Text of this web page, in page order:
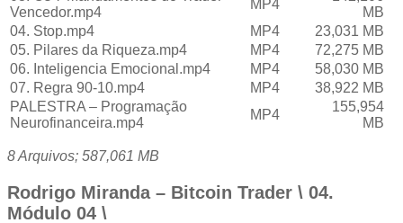
Vencedor.mp4
MP4
MB
04. Stop.mp4
MP4
23,031 MB
05. Pilares da Riqueza.mp4
MP4
72,275 MB
06. Inteligencia Emocional.mp4
MP4
58,030 MB
07. Regra 90-10.mp4
MP4
38,922 MB
PALESTRA – Programação
Neurofinanceira.mp4
MP4
155,954
MB
8 Arquivos; 587,061 MB
Rodrigo Miranda – Bitcoin Trader \ 04.
Módulo 04 \